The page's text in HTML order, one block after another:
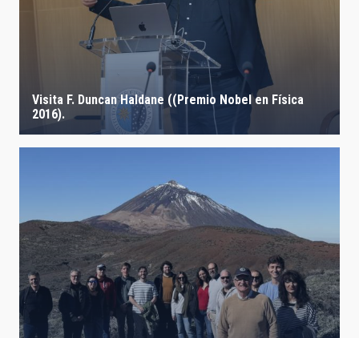
AUTHORED ON SORT BY ORDER
Visita F. Duncan Haldane ((Premio Nobel en Física
2016).